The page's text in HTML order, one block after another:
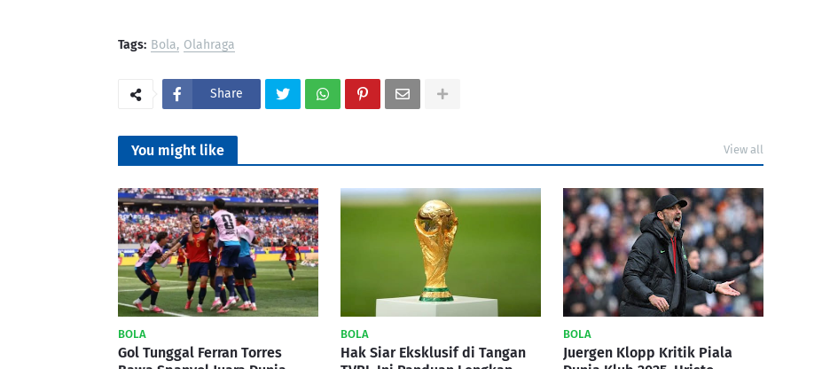
Tags: Bola Olahraga
Share
You might like View all
BOLA
Gol Tunggal Ferran Torres
BOLA
Hak Siar Eksklusif di Tangan
BOLA
Juergen Klopp Kritik Piala